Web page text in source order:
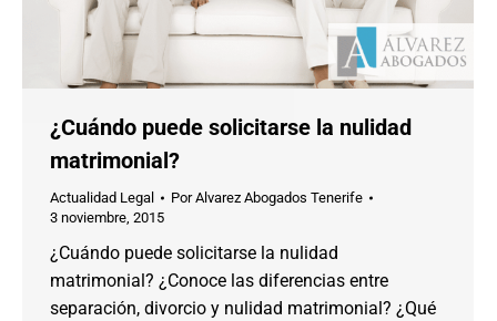
¿Cuándo puede solicitarse la nulidad
matrimonial?
Actualidad Legal PorAlvarez Abogados Tenerife
3 noviembre, 2015
¿Cuándo puede solicitarse la nulidad
matrimonial? ¿Conoce las diferencias entre
separación, divorcio y nulidad matrimonial? ¿Qué